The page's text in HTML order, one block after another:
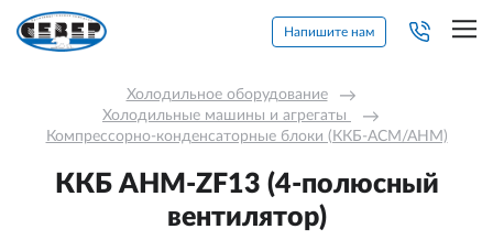
Напишите нам
Холодильное оборудование →
Холодильные машины и агрегаты →
Компрессорно-конденсаторные блоки (ККБ-АСМ/АНМ)
ККБ AНM-ZF13 (4-полюсный
вентилятор)